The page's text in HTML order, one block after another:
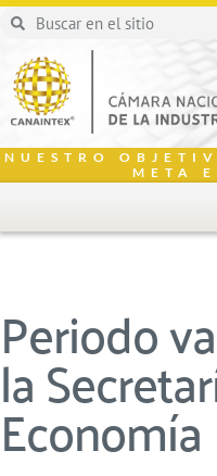
NUESTRO
META
Periodo
la
Economía